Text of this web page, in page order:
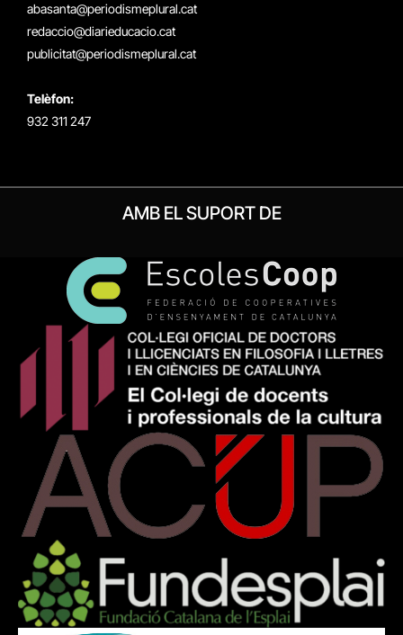
abasanta@periodismeplural.cat
redaccio@diarieducacio.cat
publicitat@periodismeplural.cat
Telèfon:
932 311 247
AMB EL SUPORT DE